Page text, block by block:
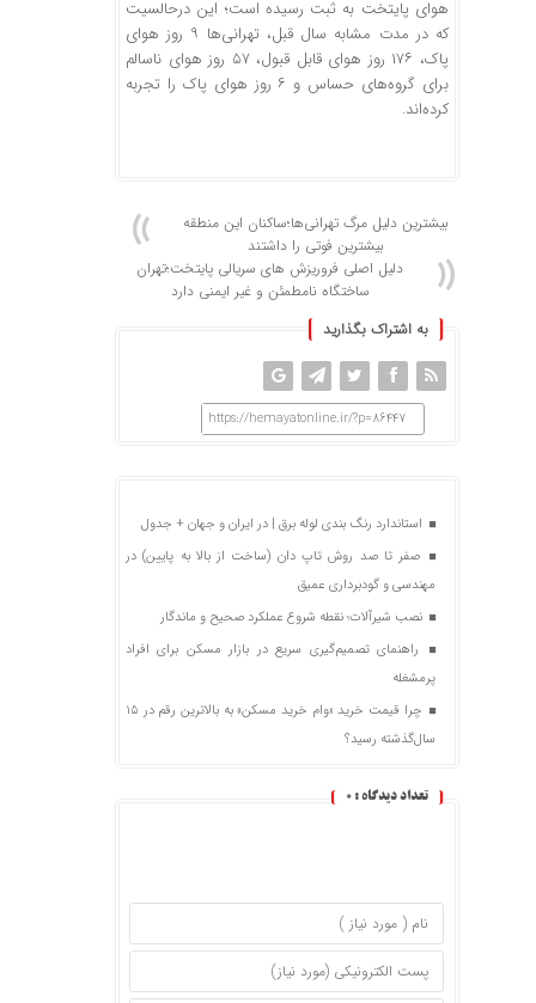
هوای پایتخت به ثبت رسیده است؛ این درحالسیت
که در مدت مشابه سال قبل، تهرانی‌ها ۹ روز هوای
پاک، ۱۷۶ روز هوای قابل قبول، ۵۷ روز هوای ناسالم
برای گروه‌های حساس و ۶ روز هوای پاک را تجربه
کرده‌اند.
بیشترین دلیل مرگ تهرانی‌ها؛ساکنان این منطقه
بیشترین فوتی را داشتند
دلیل اصلی فروریزش های سریالی پایتخت؛تهران
ساختگاه نامطمئن و غیر ایمنی دارد
به اشتراک بگذارید
https://hemayatonline.ir/?p=86447
استاندارد رنگ بندی لوله برق | در ایران و جهان + جدول
صفر تا صد روش تاپ دان (ساخت از بالا به پایین) در
مهندسی و گودبرداری عمیق
نصب شیرآلات؛ نقطه شروع عملکرد صحیح و ماندگار
راهنمای تصمیم‌گیری سریع در بازار مسکن برای افراد
پرمشغله
چرا قیمت خرید «وام خرید مسکن» به بالاترین رقم در ۱۵
سال‌گذشته رسید؟
تعداد دیدگاه : 0